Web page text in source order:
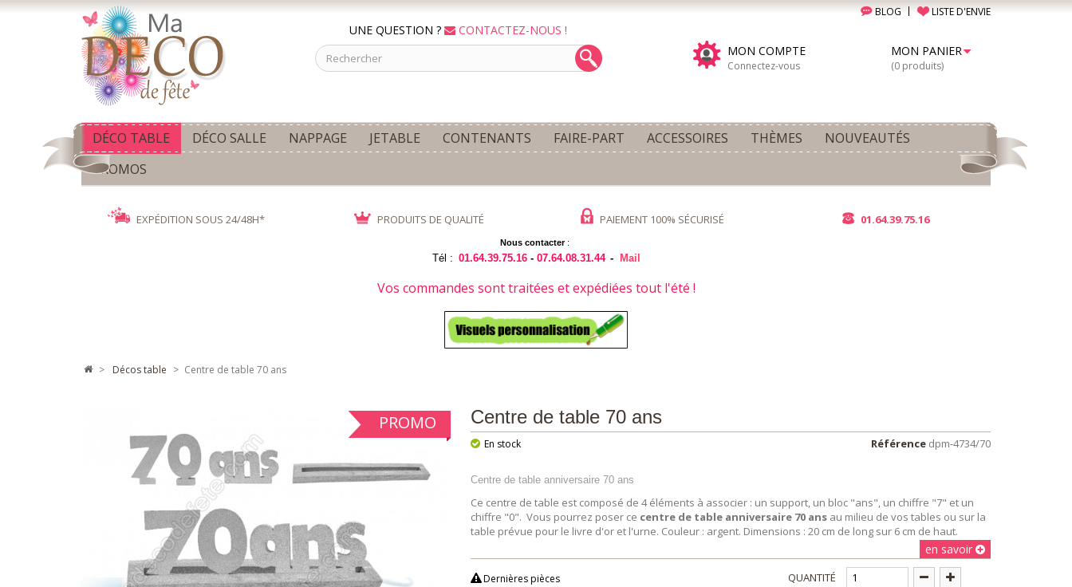
BLOG LISTE D'ENVIE
UNE QUESTION ?
CONTACTEZ-NOUS !
MON COMPTE
Connectez-vous
MON PANIER
(0 produits)
DÉCO TABLE DÉCO SALLE NAPPAGE JETABLE CONTENANTS FAIRE-PART ACCESSOIRES THÈMES
NOUVEAUTÉS
PROMOS
EXPÉDITION SOUS 24/48H* PRODUITS DE QUALITÉ PAIEMENT 100% SÉCURISÉ 01.64.39.75.16
Nous contacter:
Tél : 01.64.39.75.16 -07.64.08.31.44 - Mail
Vos commandes sont traitées et expédiées tout l'été !
> décos table > Centre de table 70 ans
PROMO Centre de table 70 ans
Référence dpm-4734/70
En stock
Centre de table anniversaire 70 ans
Ce centre de table est composé de 4 éléments à associer : un support, un bloc "ans", un chiffre "7" et un
chiffre "0". Vous pourrez poser ce centre de table anniversaire 70 ansau milieu de vos tables ou sur la
table prévue pour le livre d'or et l'urne. Couleur : argent. Dimensions : 20 cm de long sur 6 cm de haut.
en savoir
Dernières pièces QUANTITÉ